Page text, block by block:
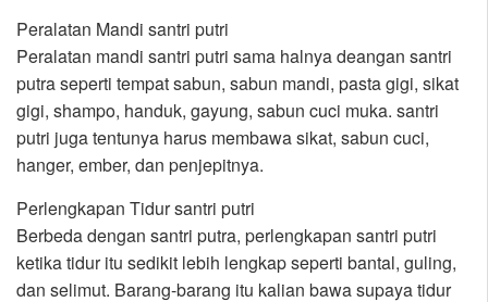
Peralatan Mandi santri putri
Peralatan mandi santri putri sama halnya deangan santri
putra seperti tempat sabun, sabun mandi, pasta gigi, sikat
gigi, shampo, handuk, gayung, sabun cuci muka. santri
putri juga tentunya harus membawa sikat, sabun cuci,
hanger, ember, dan penjepitnya.
Perlengkapan Tidur santri putri
Berbeda dengan santri putra, perlengkapan santri putri
ketika tidur itu sedikit lebih lengkap seperti bantal, guling,
dan selimut. Barang-barang itu kalian bawa supaya tidur